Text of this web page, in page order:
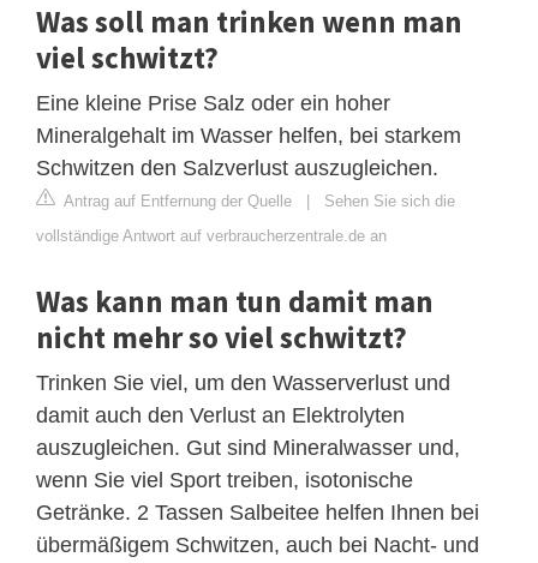
Was soll man trinken wenn man
viel schwitzt?
Eine kleine Prise Salz oder ein hoher
Mineralgehalt im Wasser helfen, bei starkem
Schwitzen den Salzverlust auszugleichen.
Antrag auf Entfernung der Quelle | Sehen Sie sich die
vollständige Antwort auf verbraucherzentrale.de an
Was kann man tun damit man
nicht mehr so viel schwitzt?
Trinken Sie viel, um den Wasserverlust und
damit auch den Verlust an Elektrolyten
auszugleichen. Gut sind Mineralwasser und,
wenn Sie viel Sport treiben, isotonische
Getränke. 2 Tassen Salbeitee helfen Ihnen bei
übermäßigem Schwitzen, auch bei Nacht- und